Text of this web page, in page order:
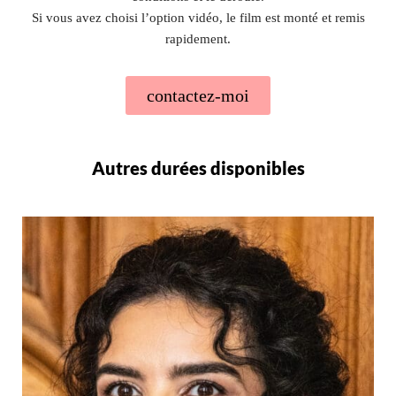
Si vous avez choisi l’option vidéo, le film est monté et remis
rapidement.
contactez-moi
Autres durées disponibles